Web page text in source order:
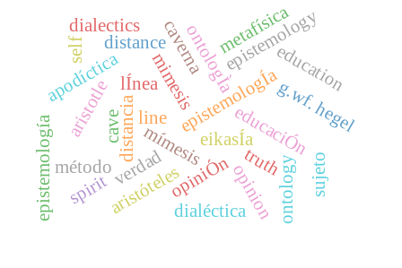
mímesis
verdad
distancia
mimesis
truth
distance
lÍnea
caverna
epistemologÍa
educaciÓn
ontologÌa
opiniÓn
eikasÍa
line
cave
epistemology
education
ontology
opinion
aristóteles
metafísica
dialéctica
apodíctica
método
aristotle
dialectics
g.wf. hegel
spirit sujeto
self
epistemología